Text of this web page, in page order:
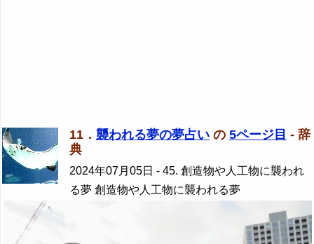
11． 襲われる夢の夢占い の 5ページ目 - 辞
典
2024年07月05日 - 45. 創造物や人工物に襲われ
る夢 創造物や人工物に襲われる夢